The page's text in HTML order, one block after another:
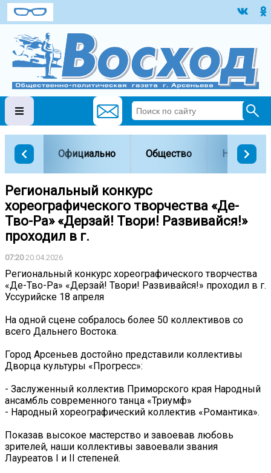
Официально Общество Наука и
Региональный конкурс
хореографического творчества «Де-
Тво-Ра» «Дерзай! Твори! Развивайся!»
проходил в г.
07:2020.04.2026
Региональный конкурс хореографического творчества
«Де-Тво-Ра» «Дерзай! Твори! Развивайся!» проходил в г.
Уссурийске 18 апреля
На одной сцене собралось более 50 коллективов со
всего Дальнего Востока.
Город Арсеньев достойно представили коллективы
Дворца культуры «Прогресс»:
- Заслуженный коллектив Приморского края Народный
ансамбль современного танца «Триумф»
- Народный хореографический коллектив «Романтика».
Показав высокое мастерство и завоевав любовь
зрителей, наши коллективы завоевали звания
Лауреатов I и II степеней.